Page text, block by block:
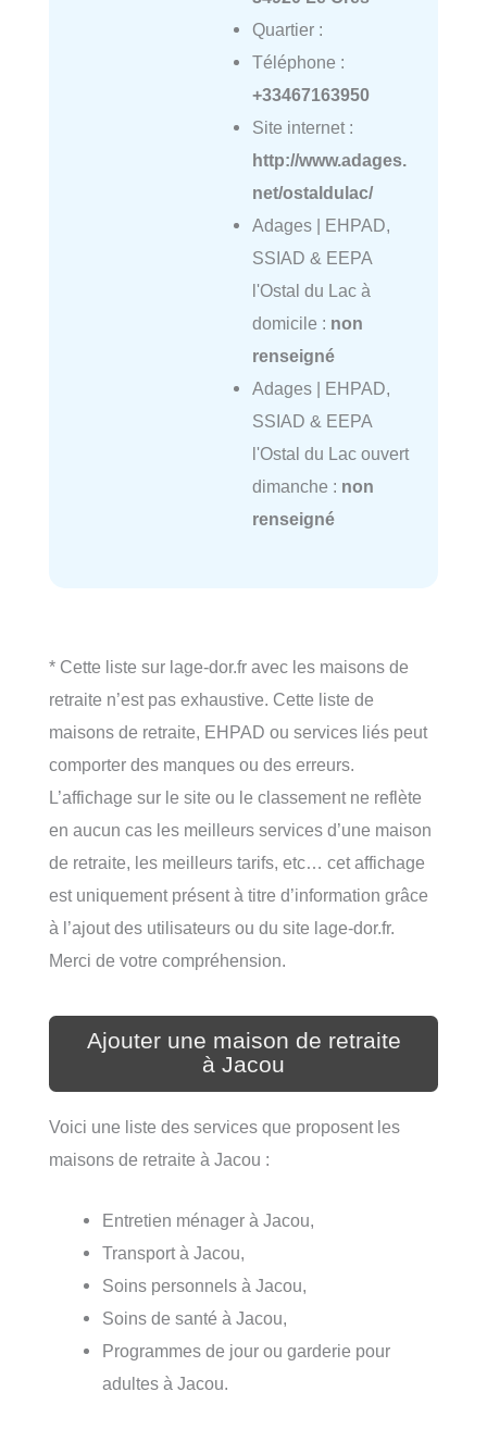
Quartier :
Téléphone :
+33467163950
Site internet :
http://www.adages.
net/ostaldulac/
Adages | EHPAD,
SSIAD & EEPA
l'Ostal du Lac à
domicile : non
renseigné
Adages | EHPAD,
SSIAD & EEPA
l'Ostal du Lac ouvert
dimanche : non
renseigné
* Cette liste sur lage-dor.fr avec les maisons de
retraite n’est pas exhaustive. Cette liste de
maisons de retraite, EHPAD ou services liés peut
comporter des manques ou des erreurs.
L’affichage sur le site ou le classement ne reflète
en aucun cas les meilleurs services d’une maison
de retraite, les meilleurs tarifs, etc… cet affichage
est uniquement présent à titre d’information grâce
à l’ajout des utilisateurs ou du site lage-dor.fr.
Merci de votre compréhension.
Ajouter une maison de retraite
à Jacou
Voici une liste des services que proposent les
maisons de retraite à Jacou :
Entretien ménager à Jacou,
Transport à Jacou,
Soins personnels à Jacou,
Soins de santé à Jacou,
Programmes de jour ou garderie pour
adultes à Jacou.